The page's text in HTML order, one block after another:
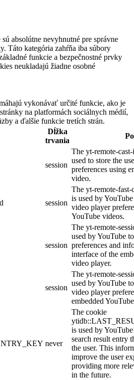
absolútne nevyhnutné pre správne
Táto kategória zahŕňa iba súbory
funkcie a bezpečnostné prvky
neukladajú žiadne osobné
vykonávať určité funkcie, ako je
na platformách sociálnych médií,
a ďalšie funkcie tretích strán.
Dĺžka
trvania
session
The yt-remote-
used to store the
preferences using
video.
session
The yt-remote-
is used by
video player
YouTube videos.
session
The yt-remote-
used by YouTube
preferences and
interface of the
video player.
session
The yt-remote-
used by YouTube
video player
embedded
never
The cookie
is used by
search result entry
the user. This
improve the user
providing more
in the future.